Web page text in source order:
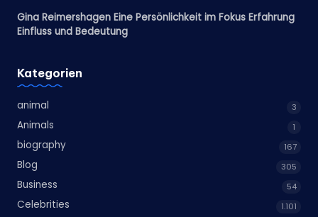
Gina Reimershagen Eine Persönlichkeit im Fokus Erfahrung
Einfluss und Bedeutung
Kategorien
animal 3
Animals 1
biography 167
Blog 305
Business 54
Celebrities 1.101